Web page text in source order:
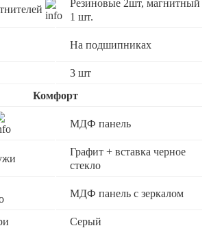
Резиновые 2шт, магнитный
1 шт.
На подшипниках
3 шт
Комфорт
МДФ панель
Графит + вставка черное
стекло
МДФ панель с зеркалом
Серый